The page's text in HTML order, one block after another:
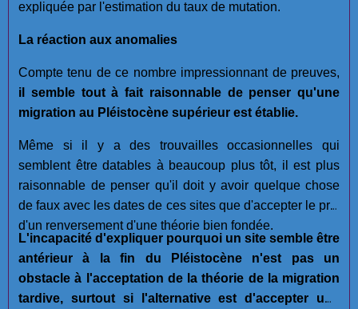
expliquée par l'estimation du taux de mutation.
La réaction aux anomalies
Compte tenu de ce nombre impressionnant de preuves,
il semble tout à fait raisonnable de penser qu'une
migration au Pléistocène supérieur est établie.
Même si il y a des trouvailles occasionnelles qui
semblent être datables à beaucoup plus tôt, il est plus
raisonnable de penser qu'il doit y avoir quelque chose
de faux avec les dates de ces sites que d'accepter le prix
d'un renversement d'une théorie bien fondée.
L'incapacité d'expliquer pourquoi un site semble être
antérieur à la fin du Pléistocène n'est pas un
obstacle à l'acceptation de la théorie de la migration
tardive, surtout si l'alternative est d'accepter une